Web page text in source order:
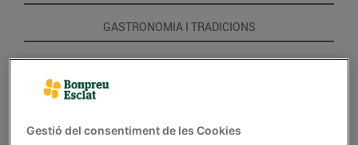
GASTRONOMIA I TRADICIONS
RECEPTES
Gestió del consentiment de les Cookies